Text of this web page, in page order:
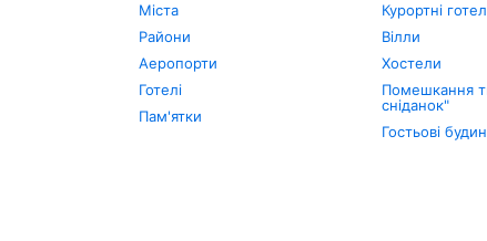
Міста
Райони
Аеропорти
Готелі
Пам'ятки
Курортні
Вілли
Хостели
Помешкання
сніданок"
Гостьові